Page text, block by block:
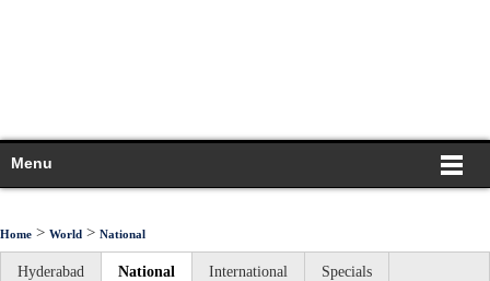
Menu
Home > World > National
Hyderabad National International Specials